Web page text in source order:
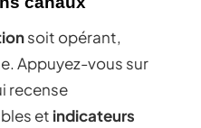
soit opérant,
Appuyez-vous sur
recense
et indicateurs